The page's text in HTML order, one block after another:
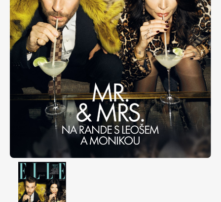
Apetit
Svět ženy
Marianne Bydlení
Marianne Venkov & styl